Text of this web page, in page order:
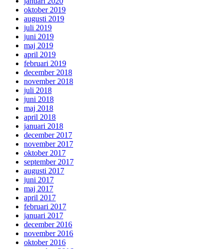
oktober 2019
augusti 2019
juli 2019
juni 2019
maj 2019
april 2019
februari 2019
december 2018
november 2018
juli 2018
juni 2018
maj 2018
april 2018
januari 2018
december 2017
november 2017
oktober 2017
september 2017
augusti 2017
juni 2017
maj 2017
april 2017
februari 2017
januari 2017
december 2016
november 2016
oktober 2016